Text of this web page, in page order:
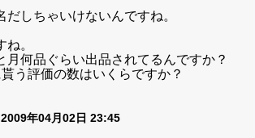
だしちゃいけないんですね。
。
月何品ぐらい出品されてるんですか？
う評価の数はいくらですか？
2009年04月02日 23:45